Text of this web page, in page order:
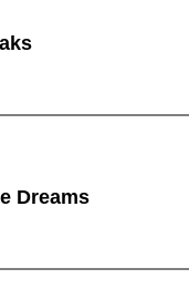
Dreams